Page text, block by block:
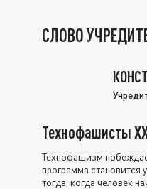
СЛОВО
Технофашисты
Технофашизм
программа становится
тогда, когда человек